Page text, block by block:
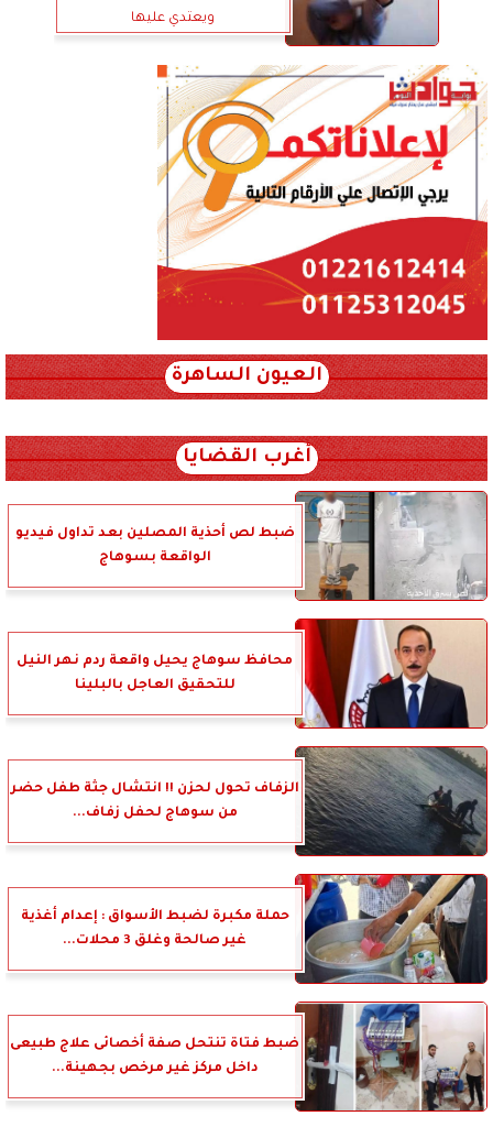
ويعتدي عليها
العيون الساهرة
أغرب القضايا
ضبط لص أحذية المصلين بعد تداول فيديو
الواقعة بسوهاج
محافظ سوهاج يحيل واقعة ردم نهر النيل
للتحقيق العاجل بالبلينا
الزفاف تحول لحزن !! انتشال جثة طفل حضر
من سوهاج لحفل زفاف...
حملة مكبرة لضبط الأسواق : إعدام أغذية
غير صالحة وغلق 3 محلات...
ضبط فتاة تنتحل صفة أخصائى علاج طبيعى
داخل مركز غير مرخص بجهينة...